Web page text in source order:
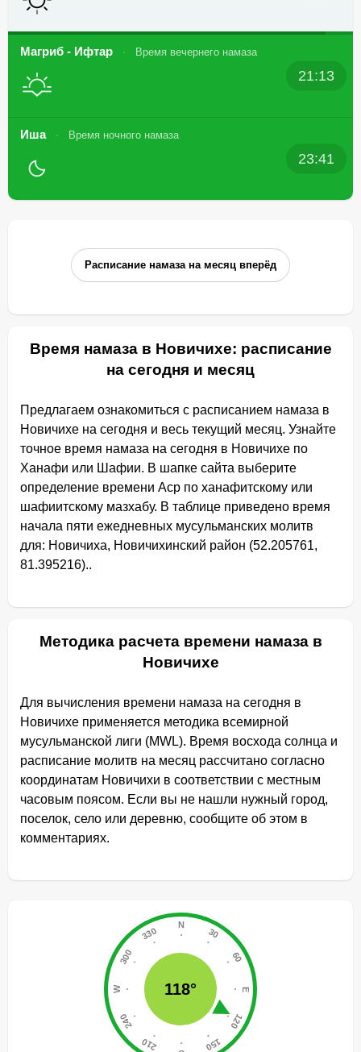
Магриб - Ифтар Время вечернего намаза
21:13
Иша Время ночного намаза
23:41
Расписание намаза на месяц вперёд
Время намаза в Новичихе: расписание
на сегодня и месяц
Предлагаем ознакомиться с расписанием намаза в
Новичихе на сегодня и весь текущий месяц. Узнайте
точное время намаза на сегодня в Новичихе по
Ханафи или Шафии. В шапке сайта выберите
определение времени Аср по ханафитскому или
шафиитскому мазхабу. В таблице приведено время
начала пяти ежедневных мусульманских молитв
для: Новичиха, Новичихинский район (52.205761,
81.395216)..
Методика расчета времени намаза в
Новичихе
Для вычисления времени намаза на сегодня в
Новичихе применяется методика всемирной
мусульманской лиги (MWL). Время восхода солнца и
расписание молитв на месяц рассчитано согласно
координатам Новичихи в соответствии с местным
часовым поясом. Если вы не нашли нужный город,
поселок, село или деревню, сообщите об этом в
комментариях.
118°